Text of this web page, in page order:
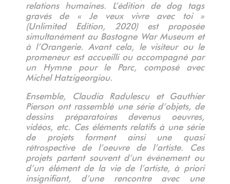
relations humaines. L’édition de dog tags
gravés de « Je veux vivre avec toi »
(Unlimited Edition, 2020) est proposée
simultanément au Bastogne War Museum et
à l’Orangerie. Avant cela, le visiteur ou le
promeneur est accueilli ou accompagné par
un Hymne pour le Parc, composé avec
Michel Hatzigeorgiou.
Ensemble, Claudia Radulescu et Gauthier
Pierson ont rassemblé une série d’objets, de
dessins préparatoires devenus oeuvres,
vidéos, etc. Ces éléments relatifs à une série
de projets forment ainsi une quasi
rétrospective de l’oeuvre de l’artiste. Ces
projets partent souvent d’un événement ou
d’un élément de la vie de l’artiste, à priori
insignifiant, d’une rencontre avec une